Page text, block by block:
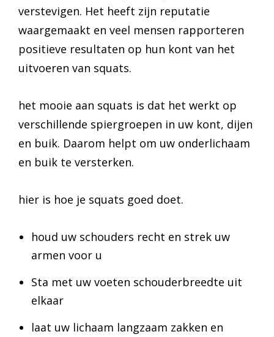
verstevigen. Het heeft zijn reputatie
waargemaakt en veel mensen rapporteren
positieve resultaten op hun kont van het
uitvoeren van squats.
het mooie aan squats is dat het werkt op
verschillende spiergroepen in uw kont, dijen
en buik. Daarom helpt om uw onderlichaam
en buik te versterken.
hier is hoe je squats goed doet.
houd uw schouders recht en strek uw
armen voor u
Sta met uw voeten schouderbreedte uit
elkaar
laat uw lichaam langzaam zakken en